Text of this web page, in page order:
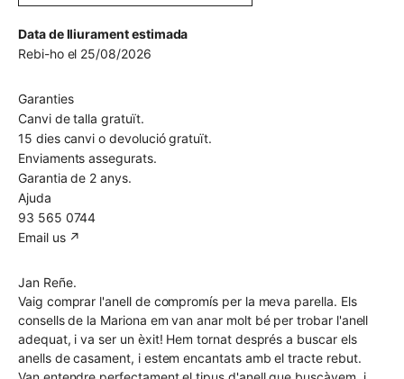
Data de lliurament estimada
Rebi-ho el 25/08/2026
Garanties
Canvi de talla gratuït.
15 dies canvi o devolució gratuït.
Enviaments assegurats.
Garantia de 2 anys.
Ajuda
93 565 0744
Email us ↗︎
Jan Reñe.
Vaig comprar l'anell de compromís per la meva parella. Els
consells de la Mariona em van anar molt bé per trobar l'anell
adequat, i va ser un èxit! Hem tornat després a buscar els
anells de casament, i estem encantats amb el tracte rebut.